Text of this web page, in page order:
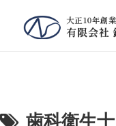
歯科衛生